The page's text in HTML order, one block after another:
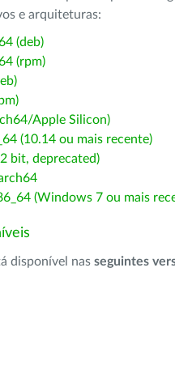
e arquiteturas:
(deb)
(rpm)
Apple Silicon)
(10.14 ou mais recente)
bit, deprecated)
(Windows 7 ou mais
disponível nas seguintes